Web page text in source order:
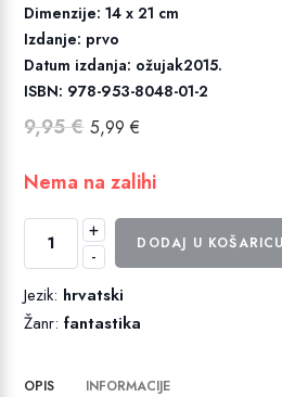
Dimenzije: 14 x 21 cm
Izdanje: prvo
Datum izdanja: ožujak2015.
ISBN: 978-953-8048-01-2
9,95€ Izvorna
cijena
bila
9,95 €.
5,99€
je:
Nema na zalihi
-
Dublje
bezdana
količina
+
DODAJ U KOŠARICU
Jezik: hrvatski
Žanr:fantastika
OPIS INFORMACIJE